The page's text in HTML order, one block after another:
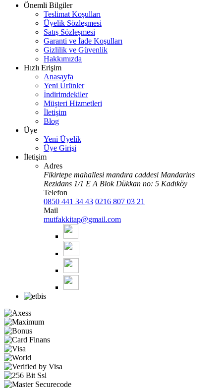
Önemli Bilgiler
Teslimat Koşulları
Üyelik Sözleşmesi
Satış Sözleşmesi
Garanti ve İade Koşulları
Gizlilik ve Güvenlik
Hakkımızda
Hızlı Erişim
Anasayfa
Yeni Ürünler
İndirimdekiler
Müşteri Hizmetleri
İletişim
Blog
Üye
Yeni Üyelik
Üye Girişi
İletişim
Adres
Fikirtepe mahallesi mandıra caddesi Mandarins
Rezidans 1/1 E A Blok Dükkan no: 5 Kadıköy
Telefon
0850 441 34 43 0216 807 03 21
Mail
mutfakkitap@gmail.com